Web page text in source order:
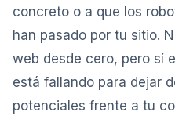
concreto o a que los
han pasado por tu sitio.
web desde cero, pero sí
está fallando para dejar
potenciales frente a tu